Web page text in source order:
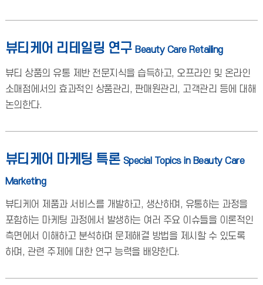
뷰티케어 리테일링 연구 Beauty Care Retailing
뷰티 상품의 유통 제반 전문지식을 습득하고, 오프라인 및 온라인
소매점에서의 효과적인 상품관리, 판매원관리, 고객관리 등에 대해
논의한다.
뷰티케어 마케팅 특론 Special Topics in Beauty Care
Marketing
뷰티케어 제품과 서비스를 개발하고, 생산하며, 유통하는 과정을
포함하는 마케팅 과정에서 발생하는 여러 주요 이슈들을 이론적인
측면에서 이해하고 분석하며 문제해결 방법을 제시할 수 있도록
하며, 관련 주제에 대한 연구 능력을 배양한다.